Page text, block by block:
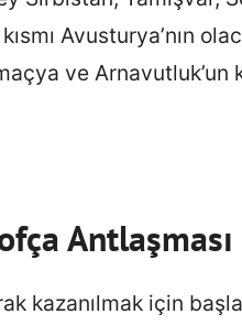
Avusturya’nın
ve Arnavutluk’un
Antlaşması
kazanılmak için